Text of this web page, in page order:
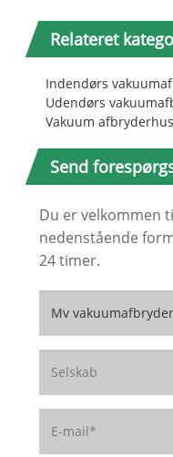
Relateret
Indendørs
Udendørs
Vakuum afbryderhus
Send
Du er velkommen
nedenstående
24 timer.